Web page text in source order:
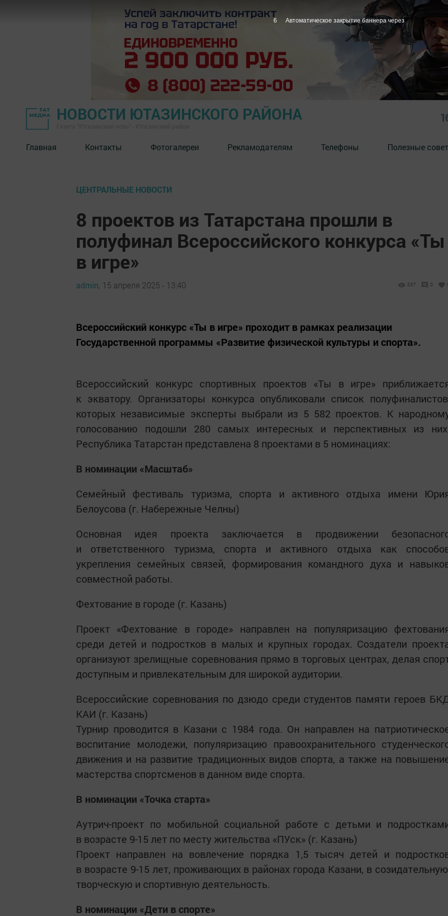
НОВОСТИ ЮТАЗИНСКОГО РАЙОНА
Главная Контакты Фотогалереи Рекламодателям Телефоны Полезные
ЦЕНТРАЛЬНЫЕ НОВОСТИ
8 проектов из Татарстана прошли в
полуфинал Всероссийского конкурса «Ты
в игре»
admin, 15 апреля 2025 - 13:40 337 0
Всероссийский конкурс «Ты в игре» проходит в рамках реализации
Государственной программы «Развитие физической культуры и спорта».
Всероссийский конкурс спортивных проектов «Ты в игре»
к экватору. Организаторы конкурса опубликовали список
которых независимые эксперты выбрали из 5 582 проектов. К
голосованию подошли 280 самых интересных и перспективных из
Республика Татарстан представлена 8 проектами в 5 номинациях:
В номинации «Масштаб»
Семейный фестиваль туризма, спорта и активного отдыха имени
Белоусова (г. Набережные Челны)
Основная идея проекта заключается в продвижении
и ответственного туризма, спорта и активного отдыха как
укрепления семейных связей, формирования командного духа и
совместной работы.
Фехтование в городе (г. Казань)
Проект «Фехтование в городе» направлен на популяризацию
среди детей и подростков в малых и крупных городах. Создатели
организуют зрелищные соревнования прямо в торговых центрах, делая
доступным и привлекательным для широкой аудитории.
Всероссийские соревнования по дзюдо среди студентов памяти героев
КАИ (г. Казань)
Турнир проводится в Казани с 1984 года. Он направлен на
воспитание молодежи, популяризацию правоохранительного
движения и на развитие традиционных видов спорта, а также на
мастерства спортсменов в данном виде спорта.
В номинации «Точка старта»
Аутрич-проект по мобильной социальной работе с детьми и
в возрасте 9-15 лет по месту жительства «ПУск» (г. Казань)
Проект направлен на вовлечение порядка 1,5 тысяч детей и
в возрасте 9-15 лет, проживающих в районах города Казани, в
творческую и спортивную деятельность.
В номинации «Дети в спорте»
5 Автоматическое закрытие баннера через